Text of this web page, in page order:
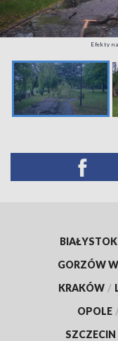
Efekty
BIAŁYSTOK
GORZÓW
KRAKÓW /
OPOLE
SZCZECIN